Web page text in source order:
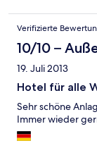
Verifizierte
10/10 –
19. Juli 2013
Hotel für alle
Sehr schöne
Immer wieder